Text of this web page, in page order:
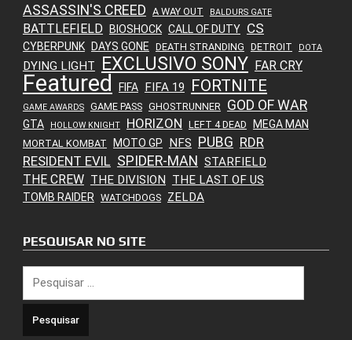
ASSASSIN'S CREED A WAY OUT BALDURS GATE
BATTLEFIELD BIOSHOCK CALL OF DUTY CS
CYBERPUNK DAYS GONE DEATH STRANDING DETROIT DOTA
DYING LIGHT EXCLUSIVO SONY FAR CRY
Featured FIFA FIFA 19 FORTNITE
GAME AWARDS GAME PASS GHOSTRUNNER GOD OF WAR
GTA HOLLOW KNIGHT HORIZON LEFT 4 DEAD MEGA MAN
MORTAL KOMBAT MOTO GP NFS PUBG RDR
RESIDENT EVIL SPIDER-MAN STARFIELD
THE CREW THE DIVISION THE LAST OF US
TOMB RAIDER WATCHDOGS ZELDA
PESQUISAR NO SITE
por: